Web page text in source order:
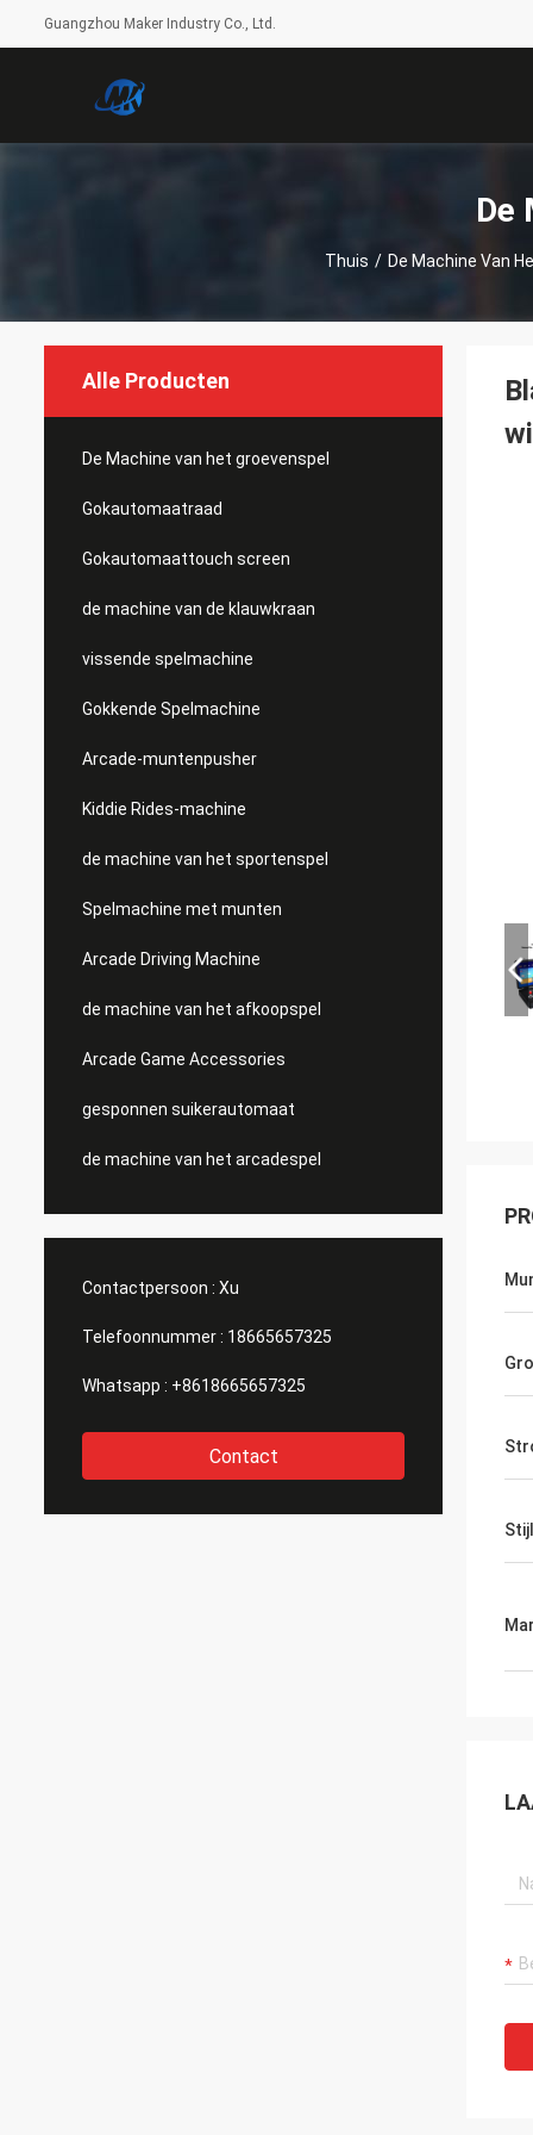
Guangzhou Maker Industry Co., Ltd.
De
Thuis / De Machine Van
Alle Producten
De Machine van het groevenspel
Gokautomaatraad
Gokautomaattouch screen
de machine van de klauwkraan
vissende spelmachine
Gokkende Spelmachine
Arcade-muntenpusher
Kiddie Rides-machine
de machine van het sportenspel
Spelmachine met munten
Arcade Driving Machine
de machine van het afkoopspel
Arcade Game Accessories
gesponnen suikerautomaat
de machine van het arcadespel
Contactpersoon : Xu
Telefoonnummer : 18665657325
Whatsapp : +8618665657325
Contact